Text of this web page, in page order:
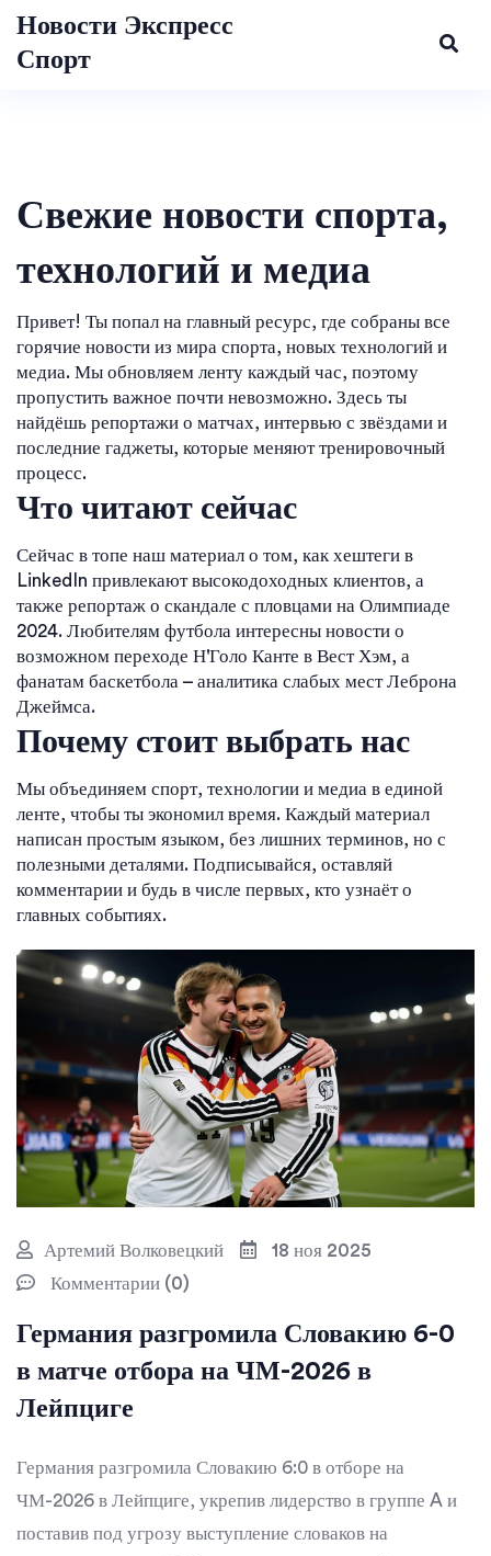
Новости Экспресс
Спорт
Свежие новости спорта,
технологий и медиа
Привет! Ты попал на главный ресурс, где собраны все
горячие новости из мира спорта, новых технологий и
медиа. Мы обновляем ленту каждый час, поэтому
пропустить важное почти невозможно. Здесь ты
найдёшь репортажи о матчах, интервью с звёздами и
последние гаджеты, которые меняют тренировочный
процесс.
Что читают сейчас
Сейчас в топе наш материал о том, как хештеги в
LinkedIn привлекают высокодоходных клиентов, а
также репортаж о скандале с пловцами на Олимпиаде
2024. Любителям футбола интересны новости о
возможном переходе Н'Голо Канте в Вест Хэм, а
фанатам баскетбола – аналитика слабых мест Леброна
Джеймса.
Почему стоит выбрать нас
Мы объединяем спорт, технологии и медиа в единой
ленте, чтобы ты экономил время. Каждый материал
написан простым языком, без лишних терминов, но с
полезными деталями. Подписывайся, оставляй
комментарии и будь в числе первых, кто узнаёт о
главных событиях.
Артемий Волковецкий
18 ноя 2025
Комментарии (0)
Германия разгромила Словакию 6-0
в матче отбора на ЧМ-2026 в
Лейпциге
Германия разгромила Словакию 6:0 в отборе на
ЧМ-2026 в Лейпциге, укрепив лидерство в группе A и
поставив под угрозу выступление словаков на